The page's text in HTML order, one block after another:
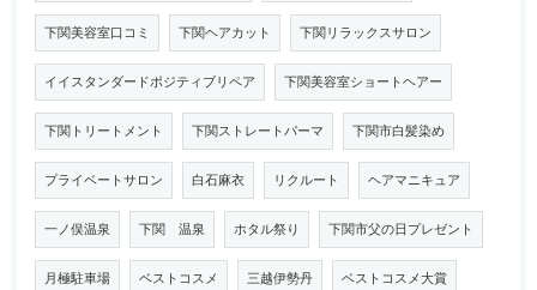
下関美容室口コミ 下関ヘアカット 下関リラックスサロン
イイスタンダードポジティブリペア 下関美容室ショートヘアー
下関トリートメント 下関ストレートパーマ 下関市白髪染め
プライベートサロン 白石麻衣 リクルート ヘアマニキュア
一ノ俣温泉 下関 温泉 ホタル祭り 下関市父の日プレゼント
月極駐車場 ベストコスメ 三越伊勢丹 ベストコスメ大賞